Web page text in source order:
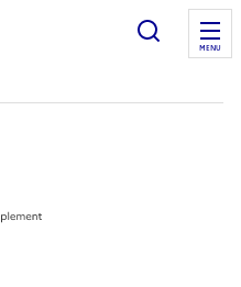
MENU